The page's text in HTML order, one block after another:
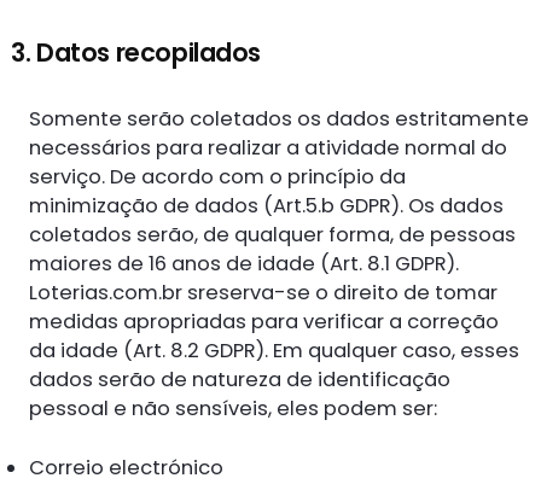
3. Datos recopilados
Somente serão coletados os dados estritamente
necessários para realizar a atividade normal do
serviço. De acordo com o princípio da
minimização de dados (Art.5.b GDPR). Os dados
coletados serão, de qualquer forma, de pessoas
maiores de 16 anos de idade (Art. 8.1 GDPR).
Loterias.com.br sreserva-se o direito de tomar
medidas apropriadas para verificar a correção
da idade (Art. 8.2 GDPR). Em qualquer caso, esses
dados serão de natureza de identificação
pessoal e não sensíveis, eles podem ser:
Correio electrónico